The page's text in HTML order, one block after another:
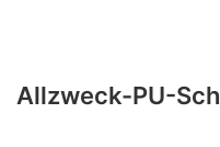
Allzweck-PU-